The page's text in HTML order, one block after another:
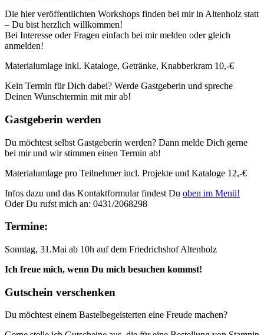
Die hier veröffentlichten Workshops finden bei mir in Altenholz statt
– Du bist herzlich willkommen!
Bei Interesse oder Fragen einfach bei mir melden oder gleich
anmelden!
Materialumlage inkl. Kataloge, Getränke, Knabberkram 10,-€
Kein Termin für Dich dabei? Werde Gastgeberin und spreche
Deinen Wunschtermin mit mir ab!
Gastgeberin werden
Du möchtest selbst Gastgeberin werden? Dann melde Dich gerne
bei mir und wir stimmen einen Termin ab!
Materialumlage pro Teilnehmer incl. Projekte und Kataloge 12,-€
Infos dazu und das Kontaktformular findest Du oben im Menü!
Oder Du rufst mich an: 0431/2068298
Termine:
Sonntag, 31.Mai ab 10h auf dem Friedrichshof Altenholz
Ich freue mich, wenn Du mich besuchen kommst!
Gutschein verschenken
Du möchtest einem Bastelbegeisterten eine Freude machen?